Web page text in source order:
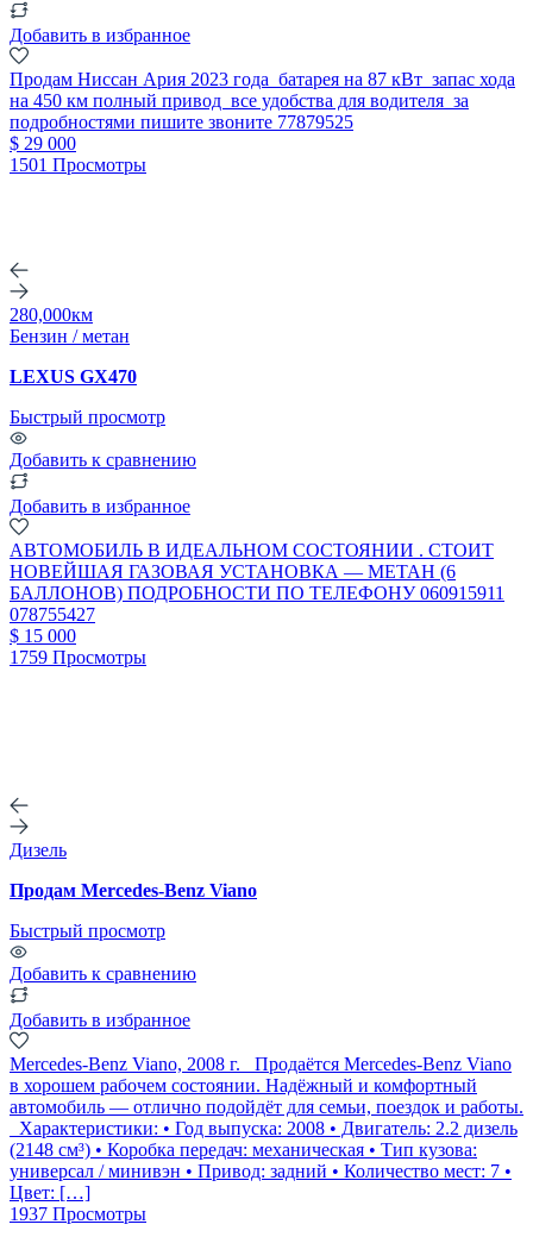
Добавить в избранное
Продам Ниссан Ария 2023 года батарея на 87 кВт запас хода
на 450 км полный привод все удобства для водителя за
подробностями пишите звоните 77879525
$ 29 000
1501 Просмотры
280,000км
Бензин / метан
LEXUS GX470
Быстрый просмотр
Добавить к сравнению
Добавить в избранное
АВТОМОБИЛЬ В ИДЕАЛЬНОМ СОСТОЯНИИ . СТОИТ
НОВЕЙШАЯ ГАЗОВАЯ УСТАНОВКА — МЕТАН (6
БАЛЛОНОВ) ПОДРОБНОСТИ ПО ТЕЛЕФОНУ 060915911
078755427
$ 15 000
1759 Просмотры
Дизель
Продам Mercedes-Benz Viano
Быстрый просмотр
Добавить к сравнению
Добавить в избранное
Mercedes-Benz Viano, 2008 г. Продаётся Mercedes-Benz Viano
в хорошем рабочем состоянии. Надёжный и комфортный
автомобиль — отлично подойдёт для семьи, поездок и работы.
Характеристики: • Год выпуска: 2008 • Двигатель: 2.2 дизель
(2148 см³) • Коробка передач: механическая • Тип кузова:
универсал / минивэн • Привод: задний • Количество мест: 7 •
Цвет: […]
1937 Просмотры